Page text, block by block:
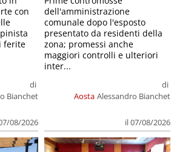
di
Bianchet
08/2026
con
ferite
Aosta
di
Alessandro Bianchet
il 07/08/2026
dell'amministrazione
comunale dopo l'esposto
presentato da residenti della
zona; promessi anche
maggiori controlli e ulteriori
inter...